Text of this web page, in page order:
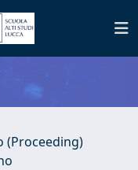
(Proceeding)